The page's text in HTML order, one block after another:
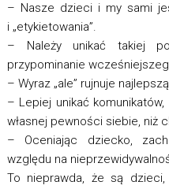
– Nasze dzieci i my sami
i „etykietowania”.
– Należy unikać takiej
przypominanie
– Wyraz „ale” rujnuje
– Lepiej unikać
własnej pewności siebie, niż
– Oceniając dziecko,
względu na
To nieprawda, że są